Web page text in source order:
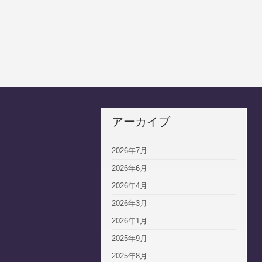
アーカイブ
2026年7月
2026年6月
2026年4月
2026年3月
2026年1月
2025年9月
2025年8月